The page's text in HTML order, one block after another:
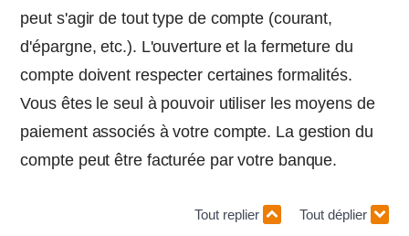
peut s'agir de tout type de compte (courant,
d'épargne, etc.). L'ouverture et la fermeture du
compte doivent respecter certaines formalités.
Vous êtes le seul à pouvoir utiliser les moyens de
paiement associés à votre compte. La gestion du
compte peut être facturée par votre banque.
Tout replier Tout déplier